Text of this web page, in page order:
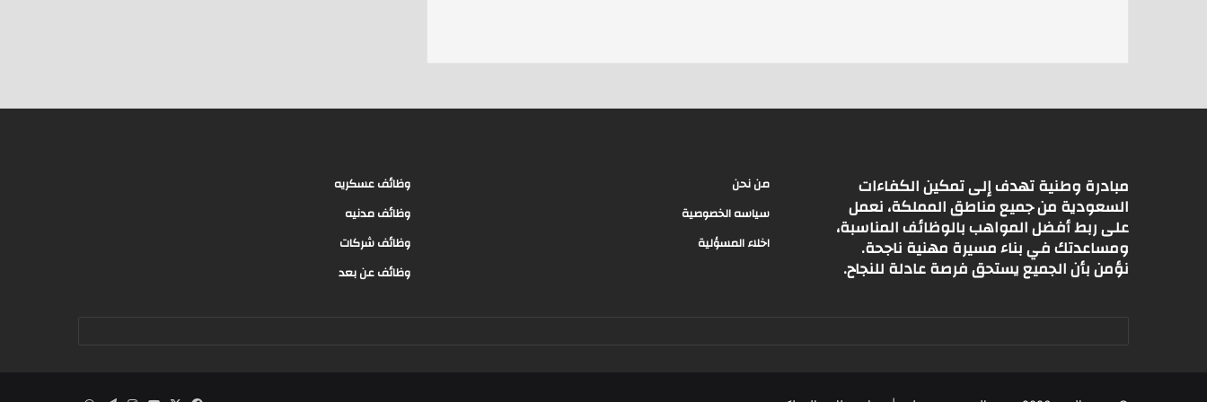
مبادرة وطنية تهدف إلى تمكين الكفاءات
السعودية من جميع مناطق المملكة، نعمل
على ربط أفضل المواهب بالوظائف المناسبة،
ومساعدتك في بناء مسيرة مهنية ناجحة.
نؤمن بأن الجميع يستحق فرصة عادلة للنجاح.
من نحن
سياسه الخصوصية
اخلاء المسؤلية
وظائف عسكريه
وظائف مدنيه
وظائف شركات
وظائف عن بعد